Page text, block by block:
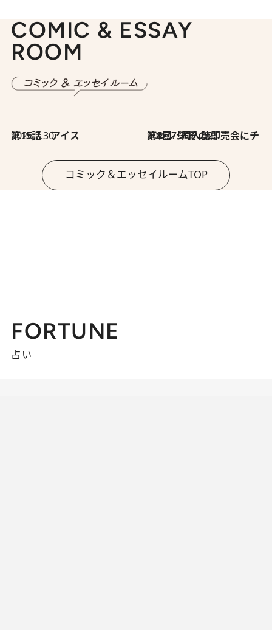
COMIC & ESSAY
ROOM
2026.7.30
第15話 アイス 2026.7.30
第8回「同人誌即売会にチャレンジ その2」
コミック＆エッセイルームTOP
FORTUNE
占い